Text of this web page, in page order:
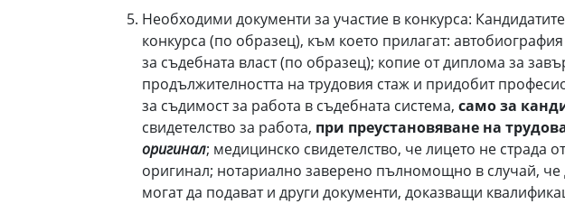
Необходими документи за участие в конкурса:
конкурса (по образец), към което прилагат:
за съдебната власт (по образец); копие от диплома за
продължителността на трудовия стаж и придобит
за съдимост за работа в съдебната система, само за
свидетелство за работа, при преустановяване на
оригинал; медицинско свидетелство, че лицето не страда
оригинал; нотариално заверено пълномощно в случай,
могат да подават и други документи, доказващи